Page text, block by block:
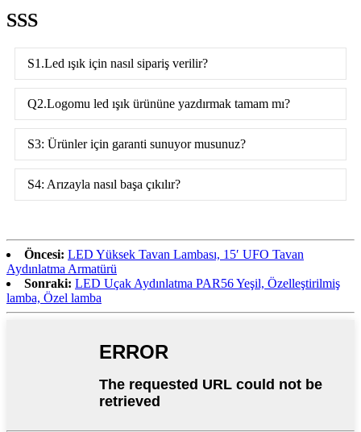
SSS
S1.Led ışık için nasıl sipariş verilir?
Q2.Logomu led ışık ürününe yazdırmak tamam mı?
S3: Ürünler için garanti sunuyor musunuz?
S4: Arızayla nasıl başa çıkılır?
Öncesi: LED Yüksek Tavan Lambası, 15′ UFO Tavan
Aydınlatma Armatürü
Sonraki: LED Uçak Aydınlatma PAR56 Yeşil, Özelleştirilmiş
lamba, Özel lamba